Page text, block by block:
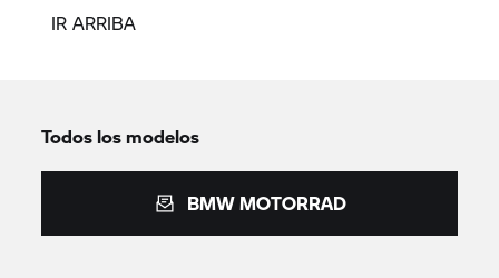
IR ARRIBA
Todos los modelos
BMW MOTORRAD